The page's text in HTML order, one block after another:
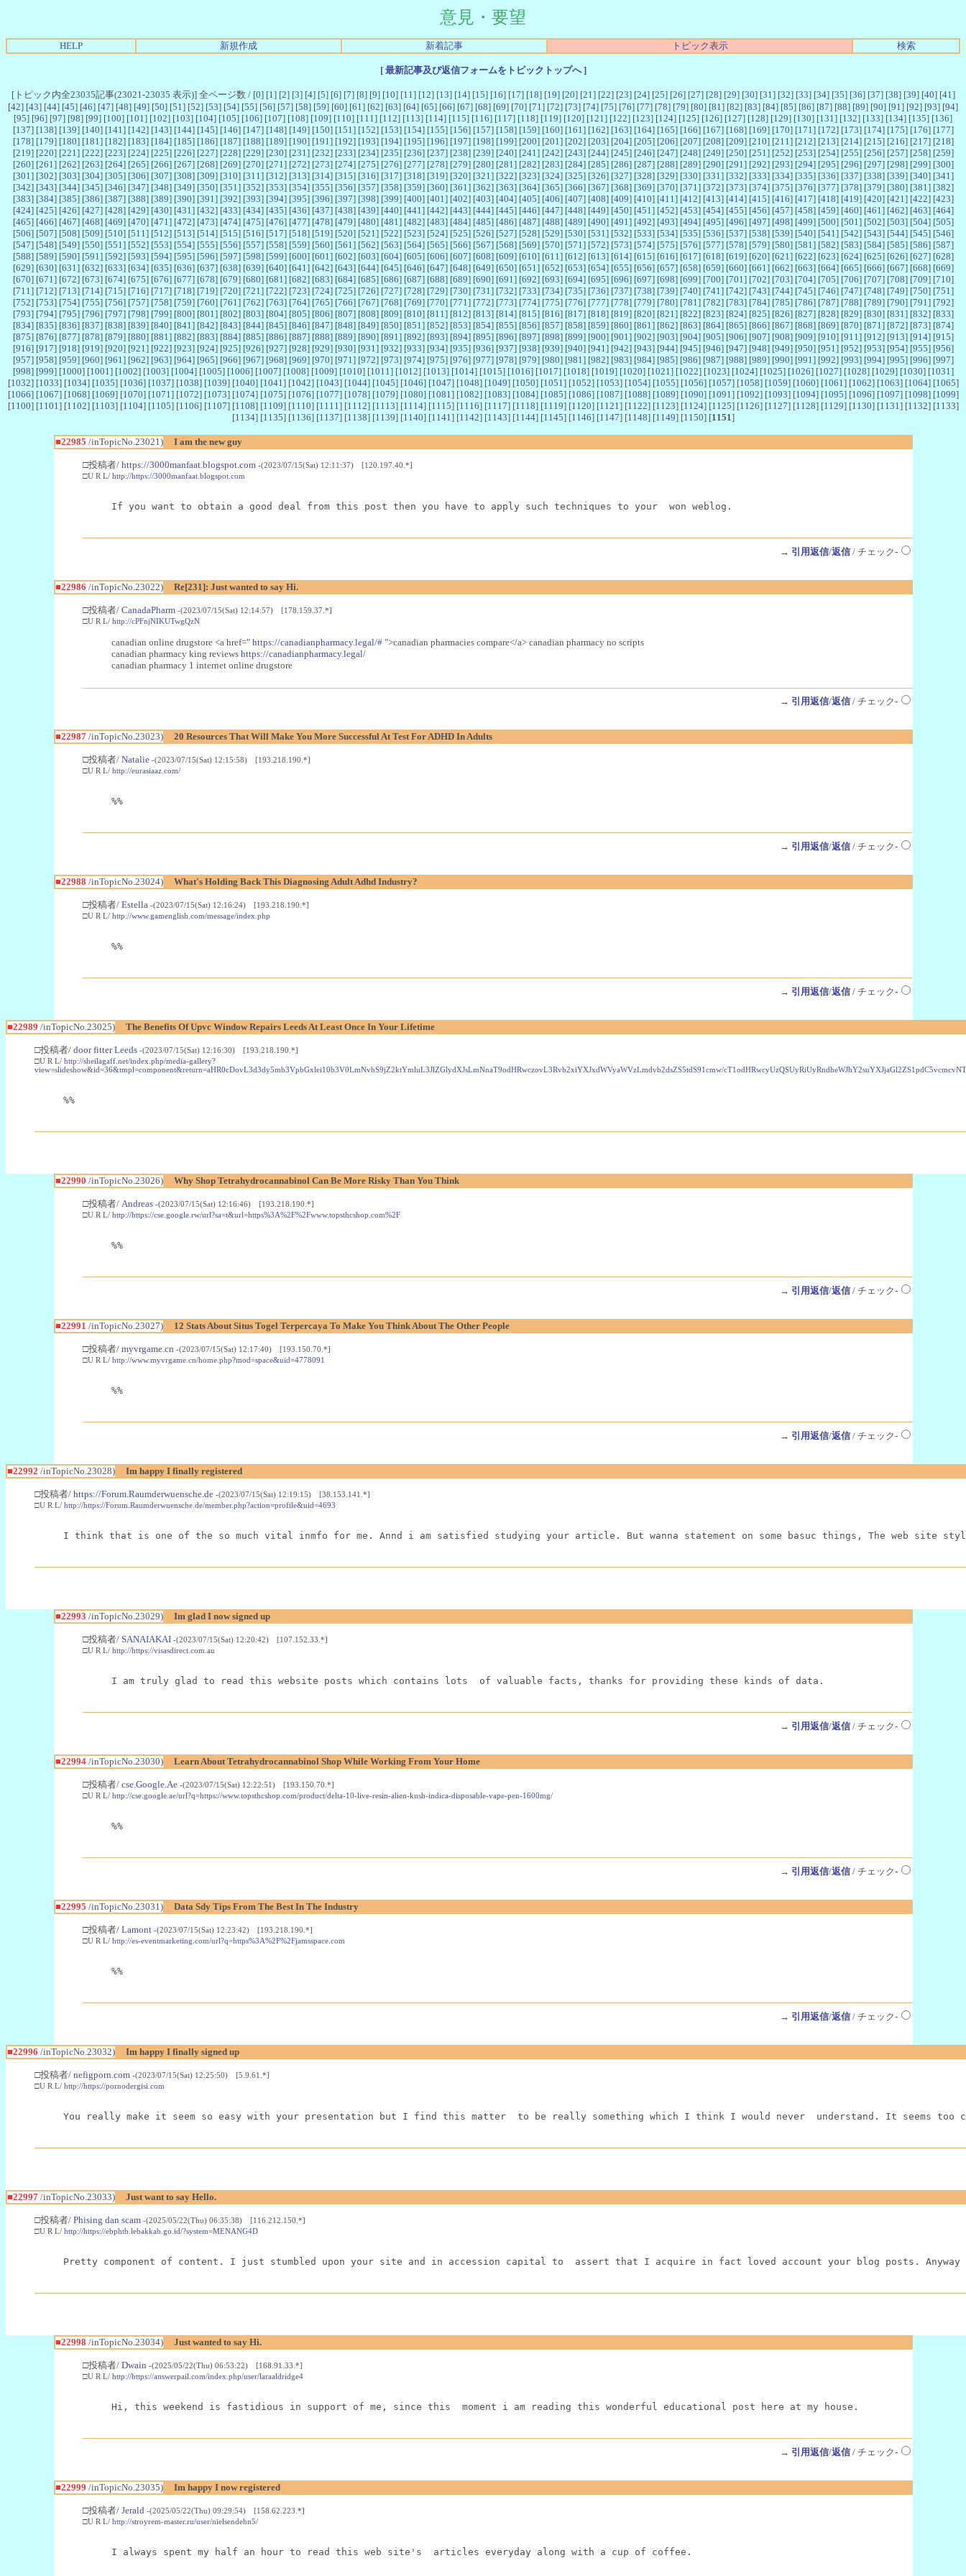
意見・要望
HELP 新規作成 新着記事 トピック表示 検索
[最新記事及び返信フォームをトピックトップへ]
[トピック内全23035記事(23021-23035 表示)] 全ページ数 / [0] [1 ] [2] [3] [4] [5] [6] [7] [8] [9] [10] [11 ] [12] [13] [14] [15] [16] [17] [18] [19] [20] [21 ] [22] [23] [24] [25] [26] [27] [28] [29] [30] [31 ] [32] [33] [34] [35] [36] [37] [38] [39] [40] [41 ]
[42] [43] [44] [45] [46] [47] [48] [49] [50] [51 ] [52] [53] [54] [55] [56] [57] [58] [59] [60] [61 ] [62] [63] [64] [65] [66] [67] [68] [69] [70] [71 ] [72] [73] [74] [75] [76] [77] [78] [79] [80] [81 ] [82] [83] [84] [85] [86] [87] [88] [89] [90] [91 ] [92] [93] [94]
[95] [96] [97] [98] [99] [100] [101 ] [102] [103] [104] [105] [106] [107] [108] [109] [110] [111 ] [112] [113] [114] [115] [116] [117] [118] [119] [120] [121 ] [122] [123] [124] [125] [126] [127] [128] [129] [130] [131 ] [132] [133] [134] [135] [136]
[137] [138] [139] [140] [141 ] [142] [143] [144] [145] [146] [147] [148] [149] [150] [151 ] [152] [153] [154] [155] [156] [157] [158] [159] [160] [161 ] [162] [163] [164] [165] [166] [167] [168] [169] [170] [171 ] [172] [173] [174] [175] [176] [177]
[178] [179] [180] [181 ] [182] [183] [184] [185] [186] [187] [188] [189] [190] [191 ] [192] [193] [194] [195] [196] [197] [198] [199] [200] [201 ] [202] [203] [204] [205] [206] [207] [208] [209] [210] [211 ] [212] [213] [214] [215] [216] [217] [218]
[219] [220] [221 ] [222] [223] [224] [225] [226] [227] [228] [229] [230] [231 ] [232] [233] [234] [235] [236] [237] [238] [239] [240] [241 ] [242] [243] [244] [245] [246] [247] [248] [249] [250] [251 ] [252] [253] [254] [255] [256] [257] [258] [259]
[260] [261 ] [262] [263] [264] [265] [266] [267] [268] [269] [270] [271 ] [272] [273] [274] [275] [276] [277] [278] [279] [280] [281 ] [282] [283] [284] [285] [286] [287] [288] [289] [290] [291 ] [292] [293] [294] [295] [296] [297] [298] [299] [300]
[301 ] [302] [303] [304] [305] [306] [307] [308] [309] [310] [311 ] [312] [313] [314] [315] [316] [317] [318] [319] [320] [321 ] [322] [323] [324] [325] [326] [327] [328] [329] [330] [331 ] [332] [333] [334] [335] [336] [337] [338] [339] [340] [341 ]
[342] [343] [344] [345] [346] [347] [348] [349] [350] [351 ] [352] [353] [354] [355] [356] [357] [358] [359] [360] [361 ] [362] [363] [364] [365] [366] [367] [368] [369] [370] [371 ] [372] [373] [374] [375] [376] [377] [378] [379] [380] [381 ] [382]
[383] [384] [385] [386] [387] [388] [389] [390] [391 ] [392] [393] [394] [395] [396] [397] [398] [399] [400] [401 ] [402] [403] [404] [405] [406] [407] [408] [409] [410] [411 ] [412] [413] [414] [415] [416] [417] [418] [419] [420] [421 ] [422] [423]
[424] [425] [426] [427] [428] [429] [430] [431 ] [432] [433] [434] [435] [436] [437] [438] [439] [440] [441 ] [442] [443] [444] [445] [446] [447] [448] [449] [450] [451 ] [452] [453] [454] [455] [456] [457] [458] [459] [460] [461 ] [462] [463] [464]
[465] [466] [467] [468] [469] [470] [471 ] [472] [473] [474] [475] [476] [477] [478] [479] [480] [481 ] [482] [483] [484] [485] [486] [487] [488] [489] [490] [491 ] [492] [493] [494] [495] [496] [497] [498] [499] [500] [501 ] [502] [503] [504] [505]
[506] [507] [508] [509] [510] [511 ] [512] [513] [514] [515] [516] [517] [518] [519] [520] [521 ] [522] [523] [524] [525] [526] [527] [528] [529] [530] [531 ] [532] [533] [534] [535] [536] [537] [538] [539] [540] [541 ] [542] [543] [544] [545] [546]
[547] [548] [549] [550] [551 ] [552] [553] [554] [555] [556] [557] [558] [559] [560] [561 ] [562] [563] [564] [565] [566] [567] [568] [569] [570] [571 ] [572] [573] [574] [575] [576] [577] [578] [579] [580] [581 ] [582] [583] [584] [585] [586] [587]
[588] [589] [590] [591 ] [592] [593] [594] [595] [596] [597] [598] [599] [600] [601 ] [602] [603] [604] [605] [606] [607] [608] [609] [610] [611 ] [612] [613] [614] [615] [616] [617] [618] [619] [620] [621 ] [622] [623] [624] [625] [626] [627] [628]
[629] [630] [631 ] [632] [633] [634] [635] [636] [637] [638] [639] [640] [641 ] [642] [643] [644] [645] [646] [647] [648] [649] [650] [651 ] [652] [653] [654] [655] [656] [657] [658] [659] [660] [661 ] [662] [663] [664] [665] [666] [667] [668] [669]
[670] [671 ] [672] [673] [674] [675] [676] [677] [678] [679] [680] [681 ] [682] [683] [684] [685] [686] [687] [688] [689] [690] [691 ] [692] [693] [694] [695] [696] [697] [698] [699] [700] [701 ] [702] [703] [704] [705] [706] [707] [708] [709] [710]
[711 ] [712] [713] [714] [715] [716] [717] [718] [719] [720] [721 ] [722] [723] [724] [725] [726] [727] [728] [729] [730] [731 ] [732] [733] [734] [735] [736] [737] [738] [739] [740] [741 ] [742] [743] [744] [745] [746] [747] [748] [749] [750] [751 ]
[752] [753] [754] [755] [756] [757] [758] [759] [760] [761 ] [762] [763] [764] [765] [766] [767] [768] [769] [770] [771 ] [772] [773] [774] [775] [776] [777] [778] [779] [780] [781 ] [782] [783] [784] [785] [786] [787] [788] [789] [790] [791 ] [792]
[793] [794] [795] [796] [797] [798] [799] [800] [801 ] [802] [803] [804] [805] [806] [807] [808] [809] [810] [811 ] [812] [813] [814] [815] [816] [817] [818] [819] [820] [821 ] [822] [823] [824] [825] [826] [827] [828] [829] [830] [831 ] [832] [833]
[834] [835] [836] [837] [838] [839] [840] [841 ] [842] [843] [844] [845] [846] [847] [848] [849] [850] [851 ] [852] [853] [854] [855] [856] [857] [858] [859] [860] [861 ] [862] [863] [864] [865] [866] [867] [868] [869] [870] [871 ] [872] [873] [874]
[875] [876] [877] [878] [879] [880] [881 ] [882] [883] [884] [885] [886] [887] [888] [889] [890] [891 ] [892] [893] [894] [895] [896] [897] [898] [899] [900] [901 ] [902] [903] [904] [905] [906] [907] [908] [909] [910] [911 ] [912] [913] [914] [915]
[916] [917] [918] [919] [920] [921 ] [922] [923] [924] [925] [926] [927] [928] [929] [930] [931 ] [932] [933] [934] [935] [936] [937] [938] [939] [940] [941 ] [942] [943] [944] [945] [946] [947] [948] [949] [950] [951 ] [952] [953] [954] [955] [956]
[957] [958] [959] [960] [961 ] [962] [963] [964] [965] [966] [967] [968] [969] [970] [971 ] [972] [973] [974] [975] [976] [977] [978] [979] [980] [981 ] [982] [983] [984] [985] [986] [987] [988] [989] [990] [991 ] [992] [993] [994] [995] [996] [997]
[998] [999] [1000] [1001 ] [1002] [1003] [1004] [1005] [1006] [1007] [1008] [1009] [1010] [1011 ] [1012] [1013] [1014] [1015] [1016] [1017] [1018] [1019] [1020] [1021 ] [1022] [1023] [1024] [1025] [1026] [1027] [1028] [1029] [1030] [1031 ]
[1032] [1033] [1034] [1035] [1036] [1037] [1038] [1039] [1040] [1041 ] [1042] [1043] [1044] [1045] [1046] [1047] [1048] [1049] [1050] [1051 ] [1052] [1053] [1054] [1055] [1056] [1057] [1058] [1059] [1060] [1061 ] [1062] [1063] [1064] [1065]
[1066] [1067] [1068] [1069] [1070] [1071 ] [1072] [1073] [1074] [1075] [1076] [1077] [1078] [1079] [1080] [1081 ] [1082] [1083] [1084] [1085] [1086] [1087] [1088] [1089] [1090] [1091 ] [1092] [1093] [1094] [1095] [1096] [1097] [1098] [1099]
[1100] [1101 ] [1102] [1103] [1104] [1105] [1106] [1107] [1108] [1109] [1110] [1111 ] [1112] [1113] [1114] [1115] [1116] [1117] [1118] [1119] [1120] [1121 ] [1122] [1123] [1124] [1125] [1126] [1127] [1128] [1129] [1130] [1131 ] [1132] [1133]
[1134] [1135] [1136] [1137] [1138] [1139] [1140] [1141 ] [1142] [1143] [1144] [1145] [1146] [1147] [1148] [1149] [1150] [1151]
■22985 /inTopicNo.23021) I am the new guy
□投稿者/ https://3000manfaat.blogspot.com -(2023/07/15(Sat) 12:11:37) [120.197.40.*]
□U R L/ http://https://3000manfaat.blogspot.com
If you want to obtain a good deal from this post then you have to apply such techniques to your  won weblog.
→ 引用返信/返信/ チェック-
■22986 /inTopicNo.23022) Re[231]: Just wanted to say Hi.
□投稿者/ CanadaPharm -(2023/07/15(Sat) 12:14:57) [178.159.37.*]
□U R L/ http://cPFnjNIKUTwgQzN
canadian online drugstore <a href=" https://canadianpharmacy.legal/#">canadian pharmacies compare</a> canadian pharmacy no scripts
canadian pharmacy king reviews https://canadianpharmacy.legal/
canadian pharmacy 1 internet online drugstore
→ 引用返信/返信/ チェック-
■22987/inTopicNo.23023) 20 Resources That Will Make You More Successful At Test For ADHD In Adults
□投稿者/ Natalie -(2023/07/15(Sat) 12:15:58) [193.218.190.*]
□U R L/ http://eurasiaaz.com/
%%
→ 引用返信/返信/ チェック-
■22988 /inTopicNo.23024) What's Holding Back This Diagnosing Adult Adhd Industry?
□投稿者/ Estella -(2023/07/15(Sat) 12:16:24) [193.218.190.*]
□U R L/ http://www.gamenglish.com/message/index.php
%%
→ 引用返信/返信/ チェック-
■22989 /inTopicNo.23025) The Benefits Of Upvc Window Repairs Leeds At Least Once In Your Lifetime
□投稿者/ door fitter Leeds -(2023/07/15(Sat) 12:16:30) [193.218.190.*]
□U R L/ http://sheilagaff.net/index.php/media-gallery?
view=slideshow&id=36&tmpl=component&return=aHR0cDovL3d3dy5mb3VpbGxlei10b3V0LmNvbS9jZ2ktYmluL3JlZGlydXJsLmNnaT9odHRwczovL3Rvb2xiYXJxdWVyaWVzLmdvb2dsZS5tdS91cmw/
%%
■22990 /inTopicNo.23026) Why Shop Tetrahydrocannabinol Can Be More Risky Than You Think
□投稿者/ Andreas -(2023/07/15(Sat) 12:16:46) [193.218.190.*]
□U R L/ http://https://cse.google.rw/url?sa=t&url=https%3A%2F%2Fwww.topsthcshop.com%2F
%%
→ 引用返信/返信/ チェック-
■22991 /inTopicNo.23027) 12 Stats About Situs Togel Terpercaya To Make You Think About The Other People
□投稿者/ myvrgame.cn -(2023/07/15(Sat) 12:17:40) [193.150.70.*]
□U R L/ http://www.myvrgame.cn/home.php?mod=space&uid=4778091
%%
→ 引用返信/返信/ チェック-
■22992 /inTopicNo.23028) Im happy I finally registered
□投稿者/ https://Forum.Raumderwuensche.de -(2023/07/15(Sat) 12:19:15) [38.153.141.*]
□U R L/ http://https://Forum.Raumderwuensche.de/member.php?action=profile&uid=4693
I think that is one of the so much vital inmfo for me. Annd i am satisfied studying your article. But wanna statement on some basuc things, The web
■22993 /inTopicNo.23029) Im glad I now signed up
□投稿者/ SANAIAKAI -(2023/07/15(Sat) 12:20:42) [107.152.33.*]
□U R L/ http://https://visasdirect.com.au
I am truly glad to read this website posts which contains lots  of valuable facts, thanks for providing these kinds of data.
→ 引用返信/返信/ チェック-
■22994/inTopicNo.23030) Learn About Tetrahydrocannabinol Shop While Working From Your Home
□投稿者/ cse.Google.Ae -(2023/07/15(Sat) 12:22:51) [193.150.70.*]
□U R L/ http://cse.google.ae/url?q=https://www.topsthcshop.com/product/delta-10-live-resin-alien-kush-indica-disposable-vape-pen-1600mg/
%%
→ 引用返信/返信/ チェック-
■22995 /inTopicNo.23031) Data Sdy Tips From The Best In The Industry
□投稿者/ Lamont -(2023/07/15(Sat) 12:23:42) [193.218.190.*]
□U R L/ http://es-eventmarketing.com/url?q=https%3A%2F%2Fjamsspace.com
%%
→ 引用返信/返信/ チェック-
■22996 /inTopicNo.23032) Im happy I finally signed up
□投稿者/ nefigporn.com -(2023/07/15(Sat) 12:25:50) [5.9.61.*]
□U R L/ http://https://pornodergisi.com
You really make it seem so easy with your presentation but I find this matter  to be really something which I think I would never  understand. It seems
■22997 /inTopicNo.23033) Just want to say Hello.
□投稿者/ Phising dan scam -(2025/05/22(Thu) 06:35:38) [116.212.150.*]
□U R L/ http://https://ebphtb.lebakkab.go.id/?system=MENANG4D
Pretty component of content. I just stumbled upon your site and in accession capital to  assert that I acquire in fact loved account your blog posts.
■22998 /inTopicNo.23034) Just wanted to say Hi.
□投稿者/ Dwain -(2025/05/22(Thu) 06:53:22) [168.91.33.*]
□U R L/ http://https://answerpail.com/index.php/user/laraaldridge4
Hi, this weekend is fastidious in support of me, since this  moment i am reading this wonderful educational post here at my house.
→ 引用返信/返信/ チェック-
■22999 /inTopicNo.23035) Im happy I now registered
□投稿者/ Jerald -(2025/05/22(Thu) 09:29:54) [158.62.223.*]
□U R L/ http://stroyrem-master.ru/user/nielsendehn5/
I always spent my half an hour to read this web site's  articles everyday along with a cup of coffee.